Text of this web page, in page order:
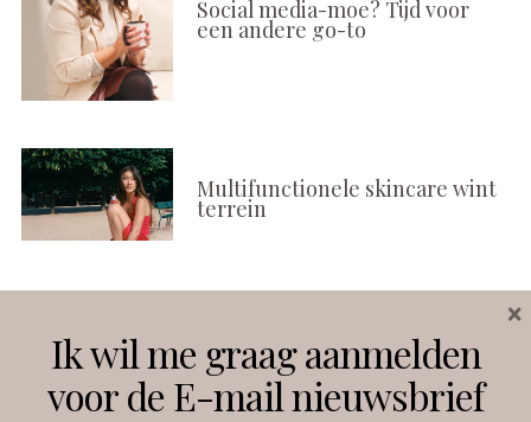
Social media-moe? Tijd voor
een andere go-to
Multifunctionele skincare wint
terrein
Instagram Facebook
Ik wil me graag aanmelden
voor de E-mail nieuwsbrief
×